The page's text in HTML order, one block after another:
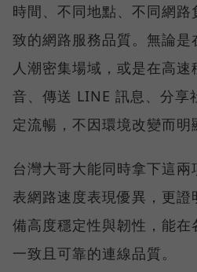
時間、不同地點、不同網
致的網路服務品質。無論是
人潮密集場域，或是在高
音、傳送 LINE 訊息、分享
定流暢，不因環境改變而明
台灣大哥大能同時拿下這
表網路速度表現優異，更
備高度穩定性與韌性，能在
一致且可靠的連線品質。